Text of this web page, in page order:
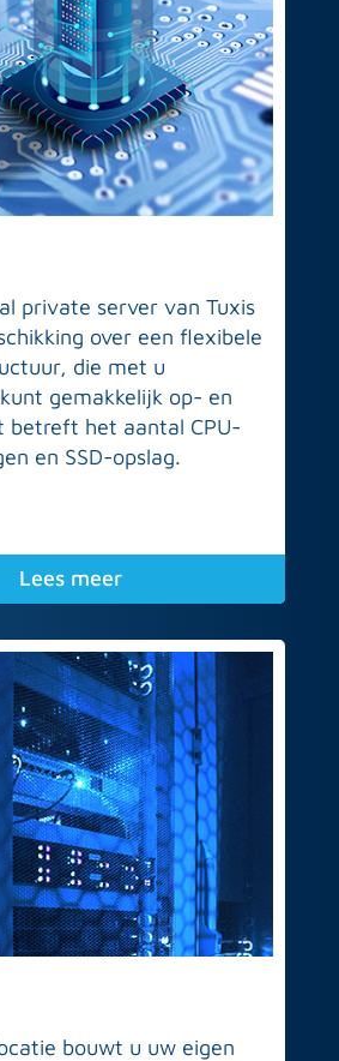
private server van Tuxis
over een flexibele
die met u
gemakkelijk op- en
betreft het aantal CPU-
en SSD-opslag.
Lees meer
bouwt u uw eigen